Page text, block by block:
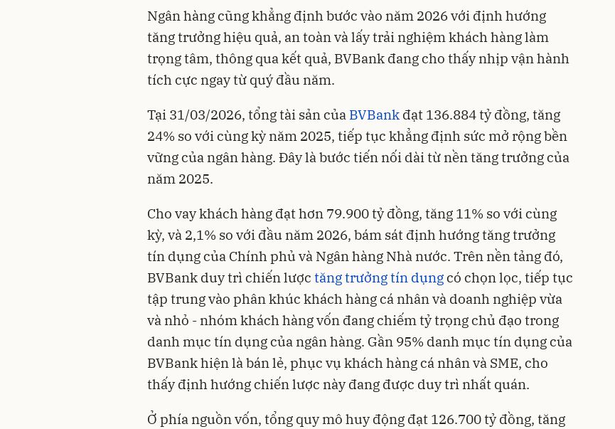
Ngân hàng cũng khẳng định bước vào năm 2026 với định hướng
tăng trưởng hiệu quả, an toàn và lấy trải nghiệm khách hàng làm
trọng tâm, thông qua kết quả, BVBank đang cho thấy nhịp vận hành
tích cực ngay từ quý đầu năm.
Tại 31/03/2026, tổng tài sản của BVBank đạt 136.884 tỷ đồng, tăng
24% so với cùng kỳ năm 2025, tiếp tục khẳng định sức mở rộng bền
vững của ngân hàng. Đây là bước tiến nối dài từ nền tăng trưởng của
năm 2025.
Cho vay khách hàng đạt hơn 79.900 tỷ đồng, tăng 11% so với cùng
kỳ, và 2,1% so với đầu năm 2026, bám sát định hướng tăng trưởng
tín dụng của Chính phủ và Ngân hàng Nhà nước. Trên nền tảng đó,
BVBank duy trì chiến lược tăng trưởng tín dụngcó chọn lọc, tiếp tục
tập trung vào phân khúc khách hàng cá nhân và doanh nghiệp vừa
và nhỏ - nhóm khách hàng vốn đang chiếm tỷ trọng chủ đạo trong
danh mục tín dụng của ngân hàng. Gần 95% danh mục tín dụng của
BVBank hiện là bán lẻ, phục vụ khách hàng cá nhân và SME, cho
thấy định hướng chiến lược này đang được duy trì nhất quán.
Ở phía nguồn vốn, tổng quy mô huy động đạt 126.700 tỷ đồng, tăng